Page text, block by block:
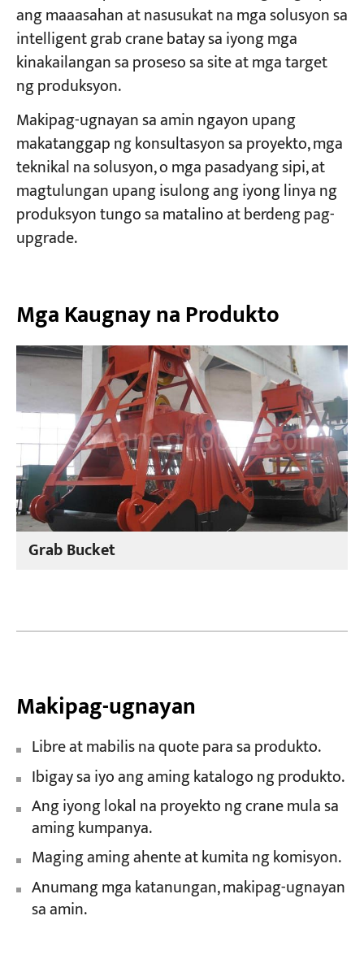
ang maaasahan at nasusukat na mga solusyon sa
intelligent grab crane batay sa iyong mga
kinakailangan sa proseso sa site at mga target
ng produksyon.
Makipag-ugnayan sa amin ngayon upang
makatanggap ng konsultasyon sa proyekto, mga
teknikal na solusyon, o mga pasadyang sipi, at
magtulungan upang isulong ang iyong linya ng
produksyon tungo sa matalino at berdeng pag-
upgrade.
Mga Kaugnay na Produkto
Grab Bucket
Makipag-ugnayan
Libre at mabilis na quote para sa produkto.
Ibigay sa iyo ang aming katalogo ng produkto.
Ang iyong lokal na proyekto ng crane mula sa
aming kumpanya.
Maging aming ahente at kumita ng komisyon.
Anumang mga katanungan, makipag-ugnayan
sa amin.